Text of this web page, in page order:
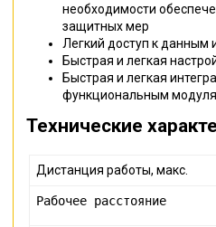
необходимости
защитных мер
Легкий доступ к данным
Быстрая и легкая
Быстрая и легкая
функциональным
Технические
Дистанция работы, макс.
Рабочее расстояние